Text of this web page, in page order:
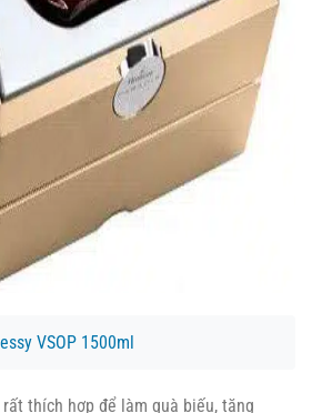
VSOP 1500ml
rất thích hợp để làm quà biếu, tặng